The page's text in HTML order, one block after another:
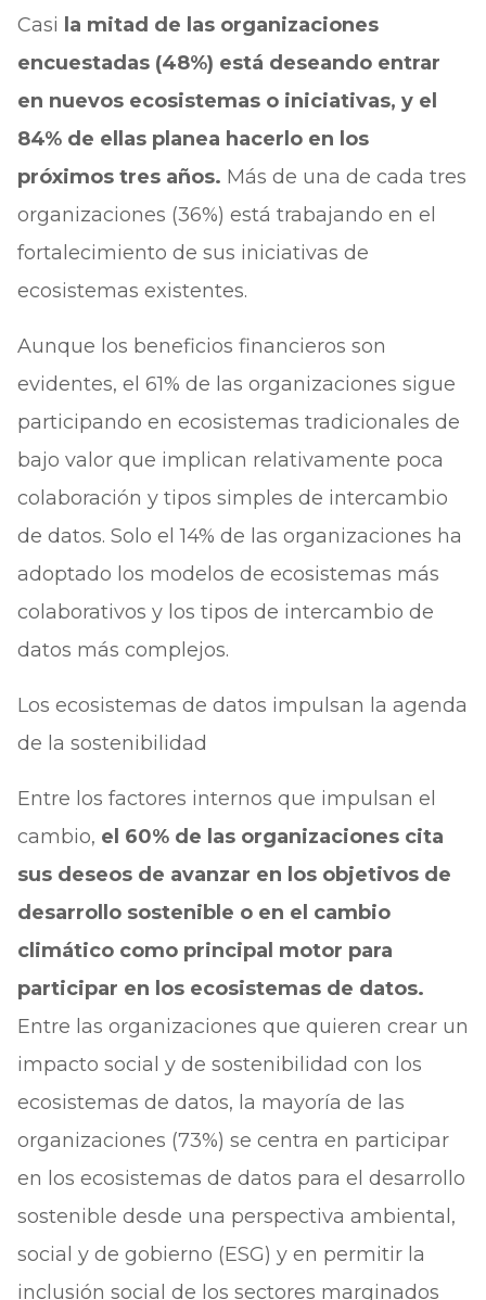
Casi la mitad de las organizaciones
encuestadas (48%) está deseando entrar
en nuevos ecosistemas o iniciativas, y el
84% de ellas planea hacerlo en los
próximos tres años. Más de una de cada tres
organizaciones (36%) está trabajando en el
fortalecimiento de sus iniciativas de
ecosistemas existentes.
Aunque los beneficios financieros son
evidentes, el 61% de las organizaciones sigue
participando en ecosistemas tradicionales de
bajo valor que implican relativamente poca
colaboración y tipos simples de intercambio
de datos. Solo el 14% de las organizaciones ha
adoptado los modelos de ecosistemas más
colaborativos y los tipos de intercambio de
datos más complejos.
Los ecosistemas de datos impulsan la agenda
de la sostenibilidad
Entre los factores internos que impulsan el
cambio, el 60% de las organizaciones cita
sus deseos de avanzar en los objetivos de
desarrollo sostenible o en el cambio
climático como principal motor para
participar en los ecosistemas de datos.
Entre las organizaciones que quieren crear un
impacto social y de sostenibilidad con los
ecosistemas de datos, la mayoría de las
organizaciones (73%) se centra en participar
en los ecosistemas de datos para el desarrollo
sostenible desde una perspectiva ambiental,
social y de gobierno (ESG) y en permitir la
inclusión social de los sectores marginados